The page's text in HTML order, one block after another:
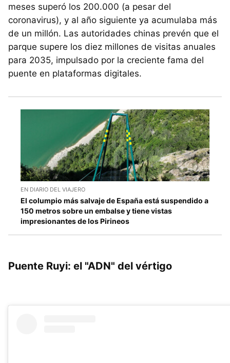
meses superó los 200.000 (a pesar del
coronavirus), y al año siguiente ya acumulaba más
de un millón. Las autoridades chinas prevén que el
parque supere los diez millones de visitas anuales
para 2035, impulsado por la creciente fama del
puente en plataformas digitales.
EN DIARIO DEL VIAJERO
El columpio más salvaje de España está suspendido a
150 metros sobre un embalse y tiene vistas
impresionantes de los Pirineos
Puente Ruyi: el "ADN" del vértigo